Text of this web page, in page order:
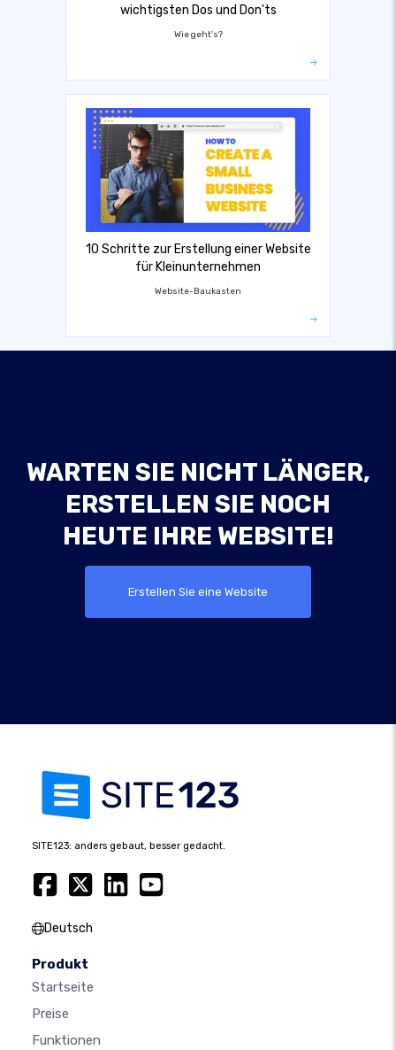
wichtigsten Dos und Don'ts
Wie geht's?
10 Schritte zur Erstellung einer Website
für Kleinunternehmen
Website-Baukasten
WARTEN SIE NICHT LÄNGER,
ERSTELLEN SIE NOCH
HEUTE IHRE WEBSITE!
Erstellen Sie eine Website
SITE123: anders gebaut, besser gedacht.
Deutsch
Produkt
Startseite
Preise
Funktionen